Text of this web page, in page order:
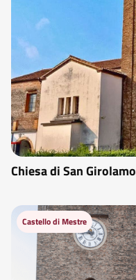
Chiesa di San Girolamo
Castello di Mestre